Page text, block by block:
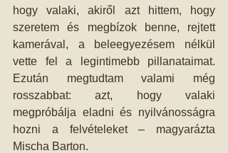
hogy valaki, akiről azt hittem, hogy
szeretem és megbízok benne, rejtett
kamerával, a beleegyezésem nélkül
vette fel a legintimebb pillanataimat.
Ezután megtudtam valami még
rosszabbat: azt, hogy valaki
megpróbálja eladni és nyilvánosságra
hozni a felvételeket – magyarázta
Mischa Barton.